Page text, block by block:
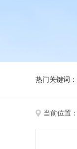
热门关键词：
当前位置：